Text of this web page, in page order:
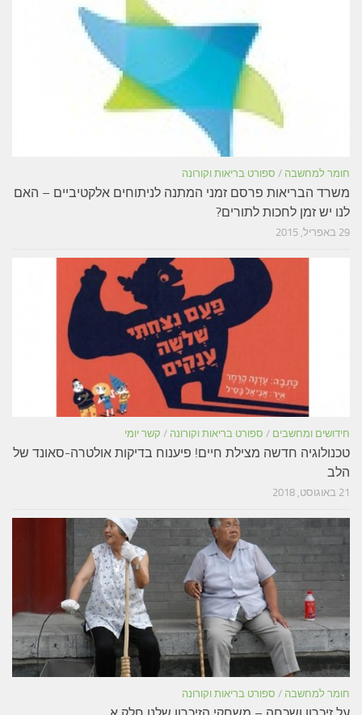
חומר למחשבה / ספורט בריאות וקורונה
משרד הבריאות פרסם זמני המתנה לניתוחים אלקטיביים – האם
לנו יש זמן לחכות לתורים?
29 באפריל, 2015
חידושים ומחשבים / ספורט בריאות וקורונה / קשר יומי
טכנולוגיה חדשה מצילת חיים! פיענוח בדיקות אולטרה-סאונד של
הלב
21 באוגוסט, 2018
חומר למחשבה / ספורט בריאות וקורונה